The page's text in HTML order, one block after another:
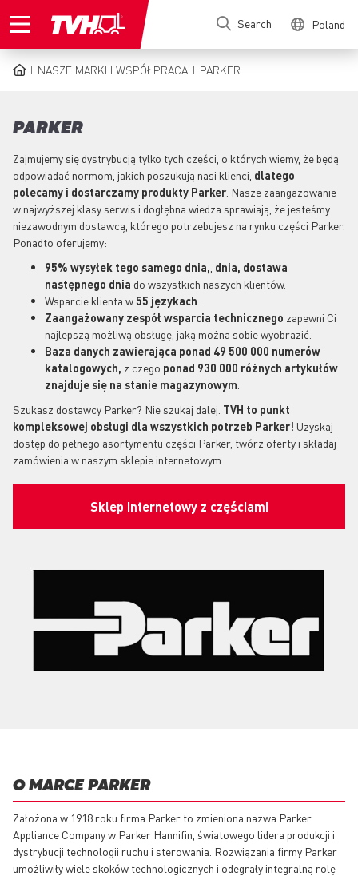
to
Search Poland
NASZE MARKI I WSPÓŁPRACA PARKER
PARKER
Zajmujemy się dystrybucją tylko tych części, o których wiemy, że będą
odpowiadać normom, jakich poszukują nasi klienci, dlatego
polecamy i dostarczamy produkty Parker . Nasze zaangażowanie
w najwyższej klasy serwis i dogłębna wiedza sprawiają, że jesteśmy
niezawodnym dostawcą, którego potrzebujesz na rynku części Parker.
Ponadto oferujemy:
95% wysyłek tego samego dnia, dnia, dostawa
następnego dnia do wszystkich naszych klientów.
Wsparcie klienta w 55 językach
Zaangażowany zespół wsparcia technicznego zapewni Ci
najlepszą możliwą obsługę, jaką można sobie wyobrazić.
Baza danych zawierająca ponad 49 500 000 numerów
katalogowych, z czego ponad 930 000 różnych artykułów
znajduje się na stanie magazynowym
Szukasz dostawcy Parker? Nie szukaj dalej. TVH to punkt
kompleksowej obsługi dla wszystkich potrzeb Parker! Uzyskaj
dostęp do pełnego asortymentu części Parker, twórz oferty i składaj
zamówienia w naszym sklepie internetowym.
Sklep internetowy z częściami
O MARCE PARKER
Założona w 1918 roku firma Parker to zmieniona nazwa Parker
Appliance Company w Parker Hannifin, światowego lidera produkcji i
dystrybucji technologii ruchu i sterowania. Rozwiązania firmy Parker
umożliwiły wiele skoków technologicznych i odegrały integralną rolę